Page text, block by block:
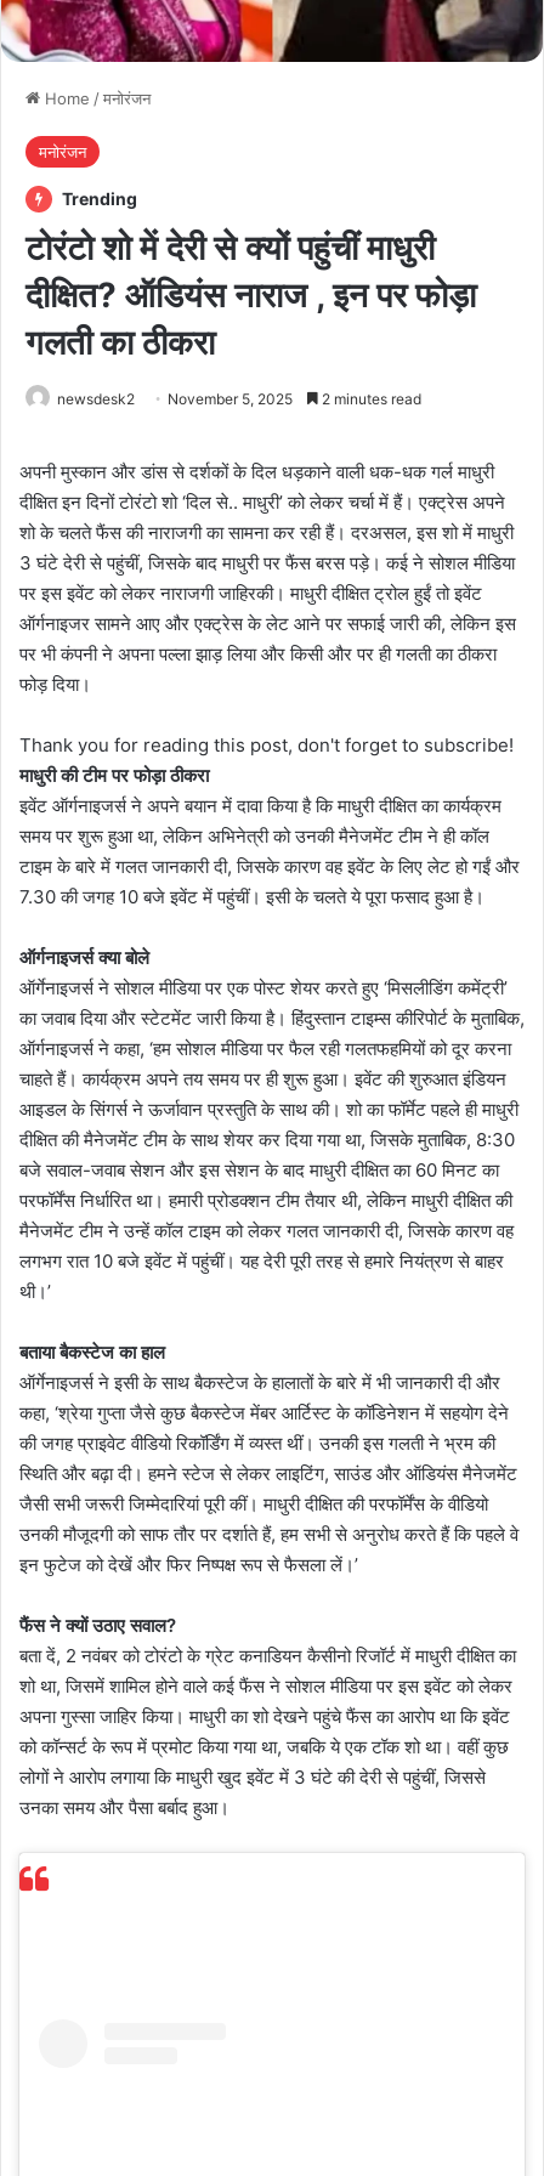
Home /मनोरंजन
मनोरंजन
Trending
टोरंटो शो में देरी से क्यों पहुंचीं माधुरी
दीक्षित? ऑडियंस नाराज , इन पर फोड़ा
गलती का ठीकरा
newsdesk2 November 5, 2025 2 minutes read
अपनी मुस्कान और डांस से दर्शकों के दिल धड़काने वाली धक-धक गर्ल माधुरी
दीक्षित इन दिनों टोरंटो शो ‘दिल से.. माधुरी’ को लेकर चर्चा में हैं। एक्ट्रेस अपने
शो के चलते फैंस की नाराजगी का सामना कर रही हैं। दरअसल, इस शो में माधुरी
3 घंटे देरी से पहुंचीं, जिसके बाद माधुरी पर फैंस बरस पड़े। कई ने सोशल मीडिया
पर इस इवेंट को लेकर नाराजगी जाहिरकी। माधुरी दीक्षित ट्रोल हुईं तो इवेंट
ऑर्गनाइजर सामने आए और एक्ट्रेस के लेट आने पर सफाई जारी की, लेकिन इस
पर भी कंपनी ने अपना पल्ला झाड़ लिया और किसी और पर ही गलती का ठीकरा
फोड़ दिया।
Thank you for reading this post, don't forget to subscribe!
माधुरी की टीम पर फोड़ा ठीकरा
इवेंट ऑर्गनाइजर्स ने अपने बयान में दावा किया है कि माधुरी दीक्षित का कार्यक्रम
समय पर शुरू हुआ था, लेकिन अभिनेत्री को उनकी मैनेजमेंट टीम ने ही कॉल
टाइम के बारे में गलत जानकारी दी, जिसके कारण वह इवेंट के लिए लेट हो गईं और
7.30 की जगह 10 बजे इवेंट में पहुंचीं। इसी के चलते ये पूरा फसाद हुआ है।
ऑर्गनाइजर्स क्या बोले
ऑर्गेनाइजर्स ने सोशल मीडिया पर एक पोस्ट शेयर करते हुए ‘मिसलीडिंग कमेंट्री’
का जवाब दिया और स्टेटमेंट जारी किया है। हिंदुस्तान टाइम्स कीरिपोर्ट के मुताबिक,
ऑर्गनाइजर्स ने कहा, ‘हम सोशल मीडिया पर फैल रही गलतफहमियों को दूर करना
चाहते हैं। कार्यक्रम अपने तय समय पर ही शुरू हुआ। इवेंट की शुरुआत इंडियन
आइडल के सिंगर्स ने ऊर्जावान प्रस्तुति के साथ की। शो का फॉर्मेट पहले ही माधुरी
दीक्षित की मैनेजमेंट टीम के साथ शेयर कर दिया गया था, जिसके मुताबिक, 8:30
बजे सवाल-जवाब सेशन और इस सेशन के बाद माधुरी दीक्षित का 60 मिनट का
परफॉर्मेंस निर्धारित था। हमारी प्रोडक्शन टीम तैयार थी, लेकिन माधुरी दीक्षित की
मैनेजमेंट टीम ने उन्हें कॉल टाइम को लेकर गलत जानकारी दी, जिसके कारण वह
लगभग रात 10 बजे इवेंट में पहुंचीं। यह देरी पूरी तरह से हमारे नियंत्रण से बाहर
थी।’
बताया बैकस्टेज का हाल
ऑर्गेनाइजर्स ने इसी के साथ बैकस्टेज के हालातों के बारे में भी जानकारी दी और
कहा, ‘श्रेया गुप्ता जैसे कुछ बैकस्टेज मेंबर आर्टिस्ट के कॉडिनेशन में सहयोग देने
की जगह प्राइवेट वीडियो रिकॉर्डिंग में व्यस्त थीं। उनकी इस गलती ने भ्रम की
स्थिति और बढ़ा दी। हमने स्टेज से लेकर लाइटिंग, साउंड और ऑडियंस मैनेजमेंट
जैसी सभी जरूरी जिम्मेदारियां पूरी कीं। माधुरी दीक्षित की परफॉर्मेंस के वीडियो
उनकी मौजूदगी को साफ तौर पर दर्शाते हैं, हम सभी से अनुरोध करते हैं कि पहले वे
इन फुटेज को देखें और फिर निष्पक्ष रूप से फैसला लें।’
फैंस ने क्यों उठाए सवाल?
बता दें, 2 नवंबर को टोरंटो के ग्रेट कनाडियन कैसीनो रिजॉर्ट में माधुरी दीक्षित का
शो था, जिसमें शामिल होने वाले कई फैंस ने सोशल मीडिया पर इस इवेंट को लेकर
अपना गुस्सा जाहिर किया। माधुरी का शो देखने पहुंचे फैंस का आरोप था कि इवेंट
को कॉन्सर्ट के रूप में प्रमोट किया गया था, जबकि ये एक टॉक शो था। वहीं कुछ
लोगों ने आरोप लगाया कि माधुरी खुद इवेंट में 3 घंटे की देरी से पहुंचीं, जिससे
उनका समय और पैसा बर्बाद हुआ।